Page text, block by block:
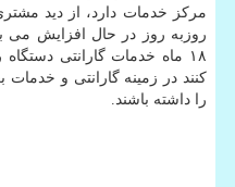
مركز خدمات دارد، از دید
روزبه روز در حال افزایش می
۱۸ ماه خدمات گارانتی
كنند در زمینه گارانتی و
را داشته باشند.